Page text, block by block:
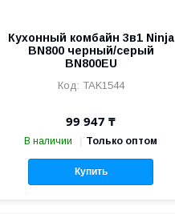
Кухонный комбайн 3в1 Ninja
BN800 черный/серый
BN800EU
TAK1544
99 947 ₸
В наличии Только оптом
Купить